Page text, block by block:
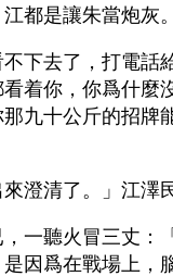
都是讓朱當炮灰。
下去了，打電話
着你，你爲什麼
九十公斤的招牌
來澄清了。」江澤
一聽火冒三丈：
因爲在戰場上，